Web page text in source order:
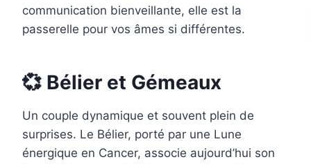
communication bienveillante, elle est la
passerelle pour vos âmes si différentes.
💞 Bélier et Gémeaux
Un couple dynamique et souvent plein de
surprises. Le Bélier, porté par une Lune
énergique en Cancer, associe aujourd’hui son